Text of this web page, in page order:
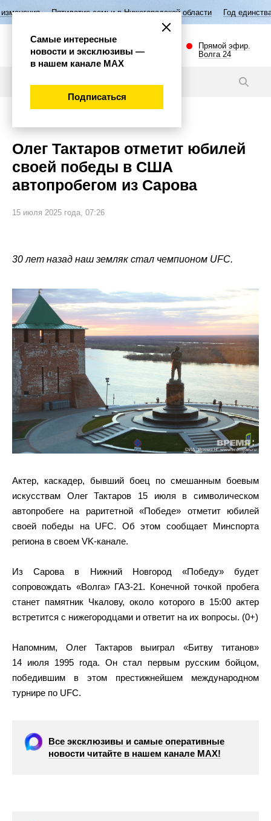
семьи в Нижегородской области Год единства народов
Прямой эфир.
Волга 24
Олег Тактаров отметит юбилей
своей победы в США
автопробегом из Сарова
15 июля 2025 года, 07:26
30 лет назад наш земляк стал чемпионом UFC.
Актер, каскадер, бывший боец по смешанным боевым
искусствам Олег Тактаров 15 июля в символическом
автопробеге на раритетной «Победе» отметит юбилей
своей победы на UFC. Об этом сообщает Минспорта
региона в своем VK-канале.
Из Сарова в Нижний Новгород «Победу» будет
сопровождать «Волга» ГАЗ-21. Конечной точкой пробега
станет памятник Чкалову, около которого в 15:00 актер
встретится с нижегородцами и ответит на их вопросы. (0+)
Напомним, Олег Тактаров выиграл «Битву титанов»
14 июля 1995 года. Он стал первым русским бойцом,
победившим в этом престижнейшем международном
турнире по UFC.
Все эксклюзивы и самые оперативные
новости читайте в нашем канале МАХ!
Самые интересные
новости и эксклюзивы —
в нашем канале МАХ
Подписаться